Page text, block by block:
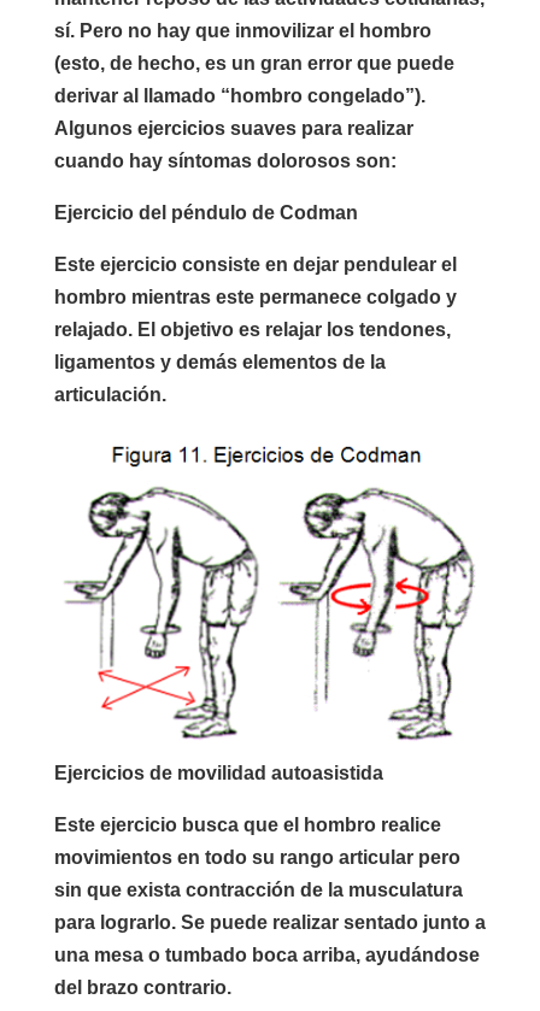
sí. Pero no hay que inmovilizar el hombro
(esto, de hecho, es un gran error que puede
derivar al llamado “hombro congelado”).
Algunos ejercicios suaves para realizar
cuando hay síntomas dolorosos son:
Ejercicio del péndulo de Codman
Este ejercicio consiste en dejar pendulear el
hombro mientras este permanece colgado y
relajado. El objetivo es relajar los tendones,
ligamentos y demás elementos de la
articulación.
Ejercicios de movilidad autoasistida
Este ejercicio busca que el hombro realice
movimientos en todo su rango articular pero
sin que exista contracción de la musculatura
para lograrlo. Se puede realizar sentado junto a
una mesa o tumbado boca arriba, ayudándose
del brazo contrario.